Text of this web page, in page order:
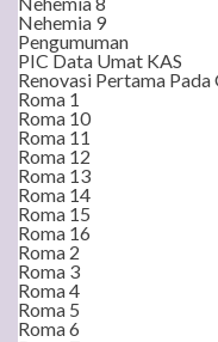
Nehemia 9
Pengumuman
PIC Data Umat KAS
Renovasi Pertama
Roma 1
Roma 10
Roma 11
Roma 12
Roma 13
Roma 14
Roma 15
Roma 16
Roma 2
Roma 3
Roma 4
Roma 5
Roma 6